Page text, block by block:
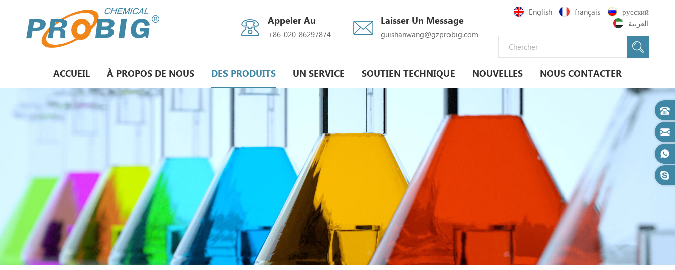
English français
русский
العربية
Appeler Au
+86-020-86297874
Laisser Un Message
guishanwang@gzprobig.com
ACCUEIL À PROPOS DE NOUS DES PRODUITS UN SERVICE SOUTIEN TECHNIQUE NOUVELLES NOUS CONTACTER